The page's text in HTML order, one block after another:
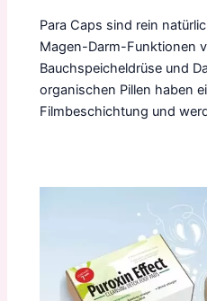
Para Caps sind rein
Magen-Darm-Funktionen
Bauchspeicheldrüse und
organischen Pillen haben
Filmbeschichtung und